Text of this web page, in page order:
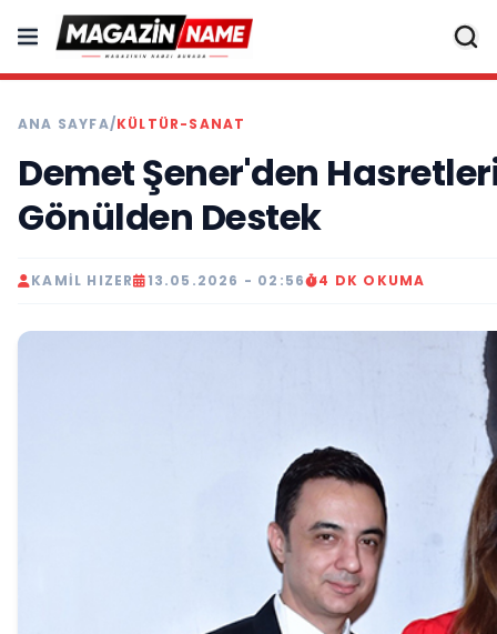
ANA SAYFA/KÜLTÜR-SANAT
Demet Şener'den
Gönülden Destek
KAMIL HIZER 13.05.2026 - 02:56 4 DK OKUMA